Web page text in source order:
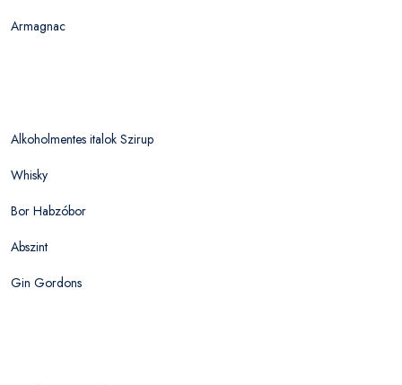
Armagnac
Alkoholmentes italok Szirup
Whisky
Bor Habzóbor
Abszint
Gin Gordons